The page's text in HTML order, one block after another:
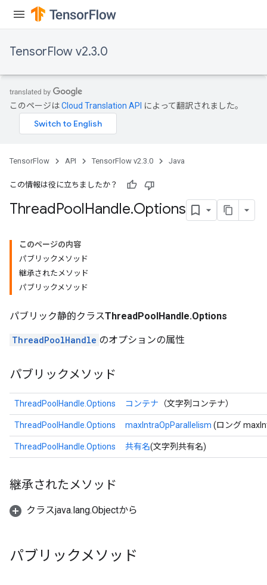
TensorFlow v2.3.0
このページはCloud Translation API によって翻訳されました。
TensorFlow API TensorFlow v2.3.0 Java
この情報は役に立ちましたか？
ThreadPoolHandle.Options
このページの内容
パブリックメソッド
継承されたメソッド
パブリックメソッド
パブリック静的クラスThreadPoolHandle.Options
ThreadPoolHandle のオプションの属性
パブリックメソッド
ThreadPoolHandle.Options コンテナ （文字列コンテナ）
ThreadPoolHandle.Options maxIntraOpParallelism (ロング
ThreadPoolHandle.Options 共有名(文字列共有名)
継承されたメソッド
クラスjava.lang.Objectから
パブリックメソッド